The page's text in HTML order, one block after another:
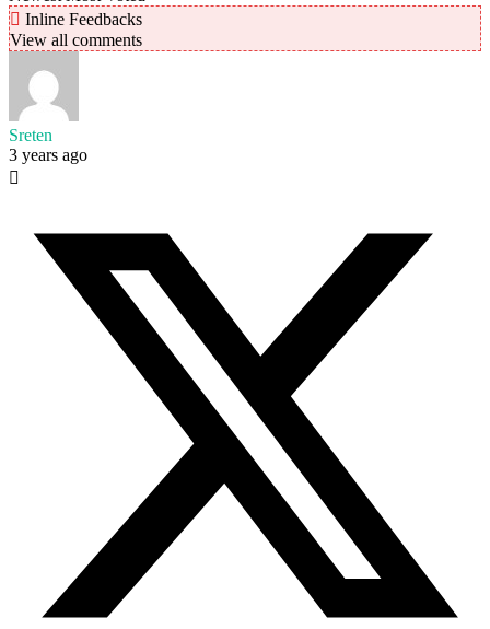
Inline Feedbacks
View all comments
Sreten
3 years ago